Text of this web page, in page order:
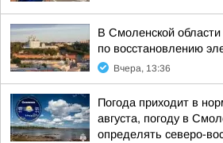
В Смоленской
по восстановлению
Вчера, 13:36
Погода приходит в
августа, погоду в
определять северо-